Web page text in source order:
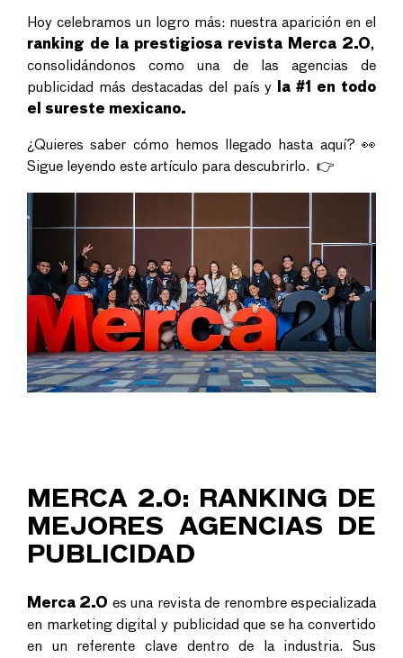
Hoy celebramos un logro más: nuestra aparición en el
ranking de la prestigiosa revista Merca 2.0,
consolidándonos como una de las agencias de
publicidad más destacadas del país y la #1 en todo
el sureste mexicano.
¿Quieres saber cómo hemos llegado hasta aquí? 👀
Sigue leyendo este artículo para descubrirlo. 👉
MERCA 2.0: RANKING DE
MEJORES AGENCIAS DE
PUBLICIDAD
Merca 2.0 es una revista de renombre especializada
en marketing digital y publicidad que se ha convertido
en un referente clave dentro de la industria. Sus